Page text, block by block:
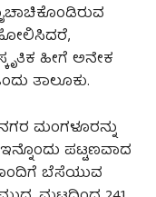
ಹೀಗೆ ಅನೇಕ
ತಾಲೂಕು.
ಮಂಗಳೂರನ್ನು
ಪಟ್ಟಣವಾದ
ಬೆಸೆಯುವ